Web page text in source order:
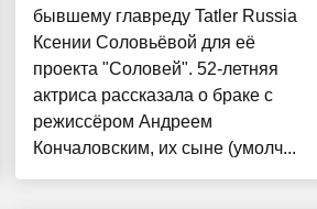
бывшему главреду Tatler Russia
Ксении Соловьёвой для её
проекта "Соловей". 52-летняя
актриса рассказала о браке с
режиссёром Андреем
Кончаловским, их сыне (умолч...